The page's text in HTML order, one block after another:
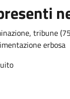
tribune
erbosa